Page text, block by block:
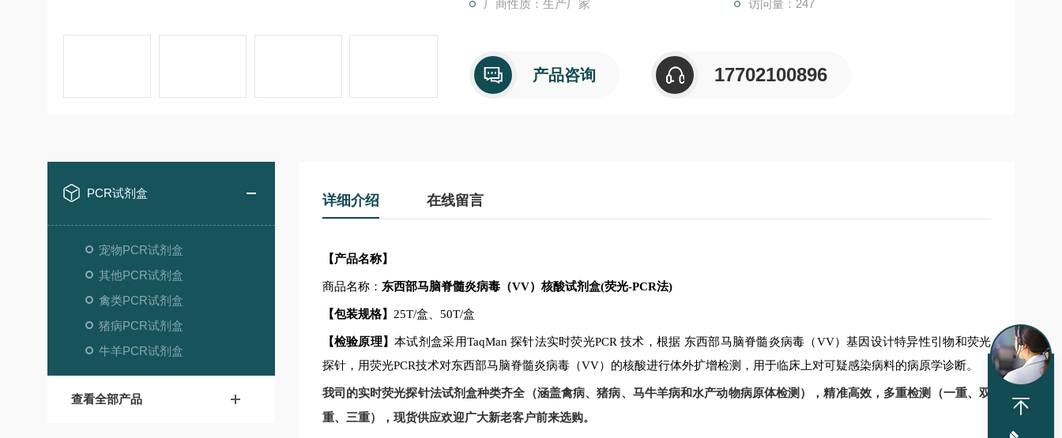
厂商性质：生产厂家 访问量：247
产品咨询 17702100896
PCR试剂盒
宠物PCR试剂盒
其他PCR试剂盒
禽类PCR试剂盒
猪病PCR试剂盒
牛羊PCR试剂盒
查看全部产品
详细介绍 在线留言
【产品名称】
商品名称： 东西部马脑脊髓炎病毒（VV）核酸试剂盒(荧光-PCR法)
【包装规格】 25T/盒、 50T/盒
【检验原理】本试剂盒采用TaqMan探针法实时荧光PCR技术，根据 东西部马脑脊髓炎病毒（VV）基因设计特异性引物和荧光
探针，用荧光PCR技术对东西部马脑脊髓炎病毒（VV） 的核酸进行体外扩增检测，用于临床上对可疑感染病料的病原学诊断。
我司的实时荧光探针法试剂盒种类齐全（涵盖禽病、猪病、马牛羊病和水产动物病原体检测），精准高效，多重检测（一重、双
重、三重）， 现货供应欢迎广大新老客户前来选购。